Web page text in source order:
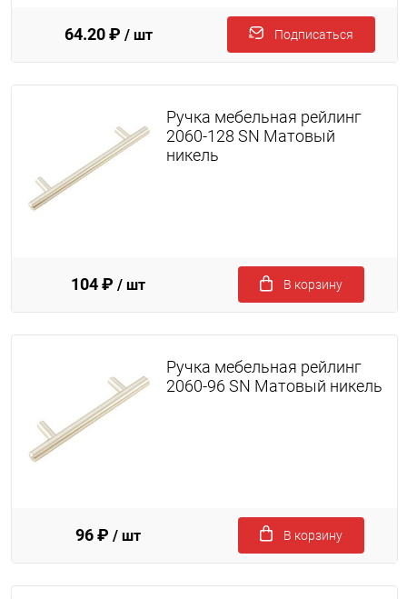
64.20 ₽ / шт Подписаться
Ручка мебельная рейлинг
2060-128 SN Матовый
никель
104 ₽ / шт В корзину
Ручка мебельная рейлинг
2060-96 SN Матовый никель
96 ₽ / шт В корзину